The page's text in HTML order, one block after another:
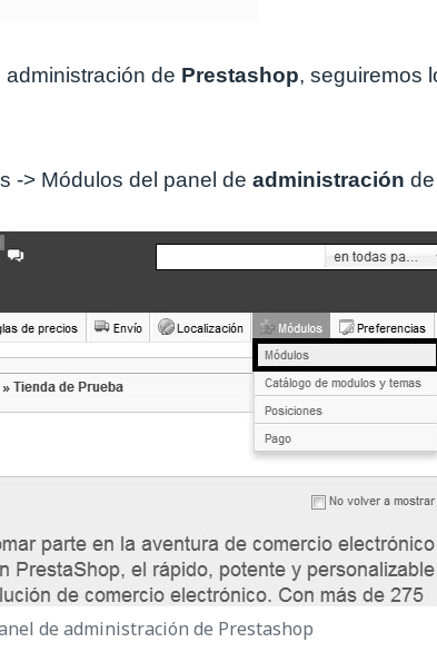
de Prestashop, seguiremos
-> Módulos del panel deadministración
de administración de Prestashop